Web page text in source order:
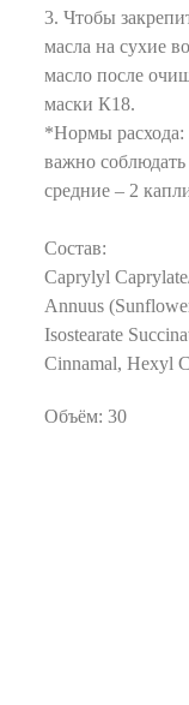
3. Чтобы
масла на сухие
масло после
маски К18.
*Нормы расхода:
важно
средние – 2
Состав:
Caprylyl
Annuus
Isostearate
Cinnamal, Hexyl
Объём: 30